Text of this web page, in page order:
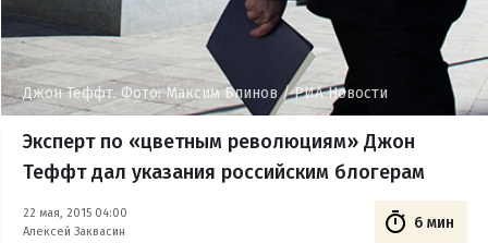
Джон Теффт. Фото: Максим Блинов / РИА Новости
Эксперт по «цветным революциям» Джон
Теффт дал указания российским блогерам
Алексей Заквасин
22 мая, 2015 04:00
6 мин